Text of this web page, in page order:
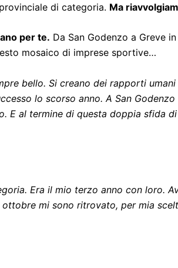
di categoria. Ma
per te. Da San Godenzo a Greve
mosaico di imprese sportive…
bello. Si creano dei rapporti
lo scorso anno. A San
E al termine di questa doppia sfida
Era il mio terzo anno con loro.
mi sono ritrovato, per mia